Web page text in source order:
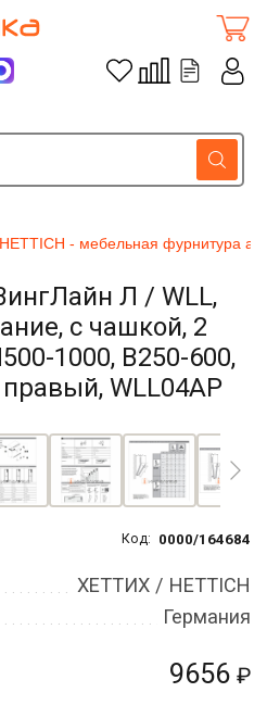
HETTICH - мебельная фурнитура
Л / WLL,
с чашкой, 2
1000, B250-600,
WLL04AP
Код: 0000/164684
9656 ₽
ХЕТТИХ / HETTICH
Германия